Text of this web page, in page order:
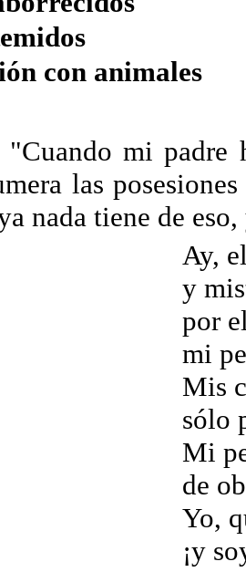
con animales
"Cuando mi
las
nada tiene de
Ay,
y
por
mi
Mis
sólo
Mi
de
Yo,
¡y